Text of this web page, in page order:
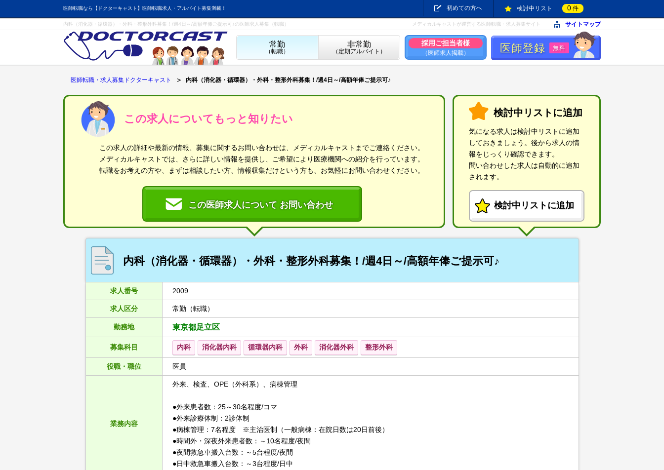
医師転職なら【ドクターキャスト】医師転職求人・アルバイト募集満載！ 初めての方へ 検討中リスト 0 件
内科（消化器・循環器）・外科・整形外科募集！/週4日～/高額年俸ご提示可♪の医師求人募集（転職） メディカルキャストが運営する医師転職・求人募集サイト サイトマップ
常勤
（転職）
非常勤
（定期アルバイト）
採用ご担当者様
（医師求人掲載） 医師登録 無料
医師転職・求人募集ドクターキャスト 内科（消化器・循環器）・外科・整形外科募集！/週4日～/高額年俸ご提示可♪
この求人についてもっと知りたい
この求人の詳細や最新の情報、募集に関するお問い合わせは、メディカルキャストまでご連絡ください。
メディカルキャストでは、さらに詳しい情報を提供し、ご希望により医療機関への紹介を行っています。
転職をお考えの方や、まずは相談したい方、情報収集だけという方も、お気軽にお問い合わせください。
この医師求人について お問い合わせ
検討中リストに追加
気になる求人は検討中リストに追加
しておきましょう。後から求人の情
報をじっくり確認できます。
問い合わせした求人は自動的に追加
されます。
検討中リストに追加
内科（消化器・循環器）・外科・整形外科募集！/週4日～/高額年俸ご提示可♪
求人番号 2009
求人区分 常勤（転職）
勤務地 東京都足立区
募集科目 内科 消化器内科 循環器内科 外科 消化器外科 整形外科
役職・職位 医員
業務内容
外来、検査、OPE（外科系）、病棟管理
●外来患者数：25～30名程度/コマ
●外来診療体制：2診体制
●病棟管理：7名程度 ※主治医制（一般病棟：在院日数は20日前後）
●時間外・深夜外来患者数：～10名程度/夜間
●夜間救急車搬入台数：～5台程度/夜間
●日中救急車搬入台数：～3台程度/日中